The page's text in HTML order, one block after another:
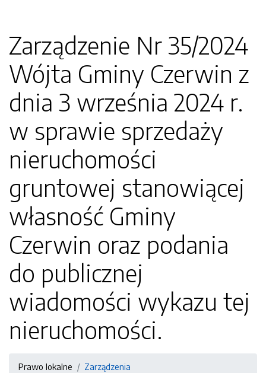
Zarządzenie Nr 35/2024
Wójta Gminy Czerwin z
dnia 3 września 2024 r.
w sprawie sprzedaży
nieruchomości
gruntowej stanowiącej
własność Gminy
Czerwin oraz podania
do publicznej
wiadomości wykazu tej
nieruchomości.
Prawo lokalne
Zarządzenia